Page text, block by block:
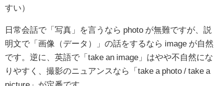
すい）
日常会話で「写真」を言うなら photo が無難ですが、説
明文で「画像（データ）」の話をするなら image が自然
です。逆に、英語で「take an image」はやや不自然にな
りやすく、撮影のニュアンスなら「take a photo / take a
picture」が定番です。